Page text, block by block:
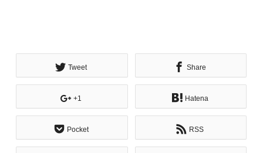
Tweet Share
+1 Hatena
Pocket RSS